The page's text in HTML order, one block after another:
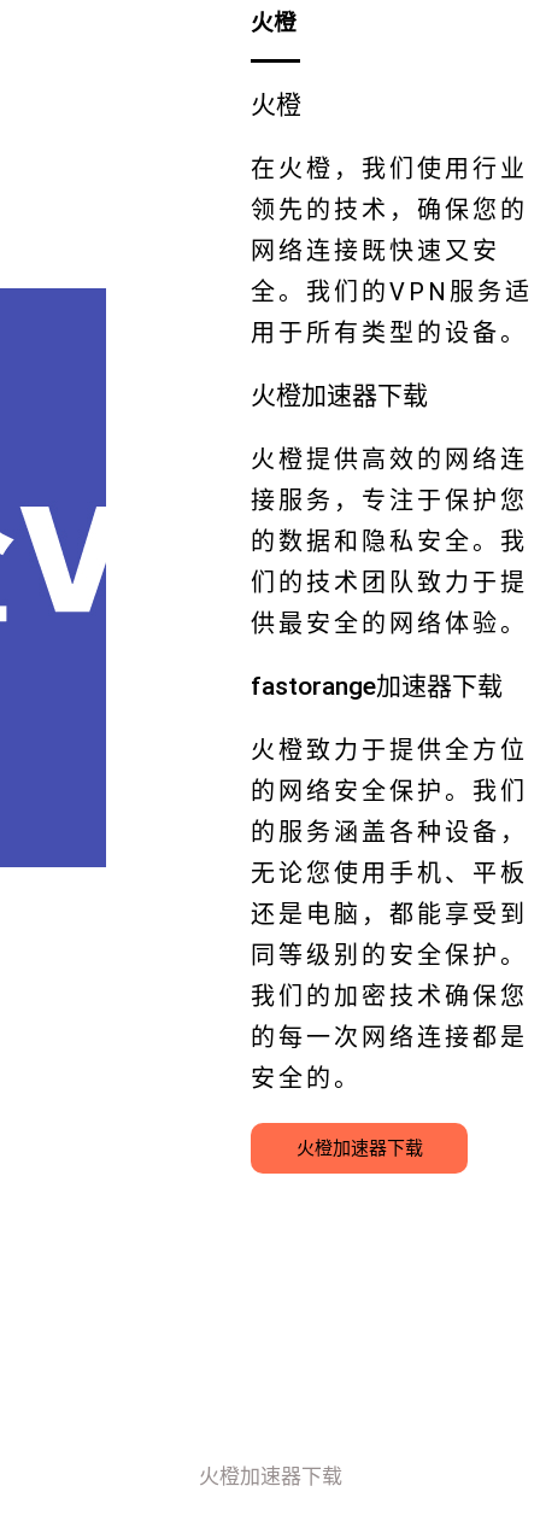
火橙
火橙
在火橙，我们使用行业
领先的技术，确保您的
网络连接既快速又安
全。我们的VPN服务适
用于所有类型的设备。
火橙加速器下载
火橙提供高效的网络连
接服务，专注于保护您
的数据和隐私安全。我
们的技术团队致力于提
供最安全的网络体验。
fastorange加速器下载
火橙致力于提供全方位
的网络安全保护。我们
的服务涵盖各种设备，
无论您使用手机、平板
还是电脑，都能享受到
同等级别的安全保护。
我们的加密技术确保您
的每一次网络连接都是
安全的。
火橙加速器下载
火橙加速器下载